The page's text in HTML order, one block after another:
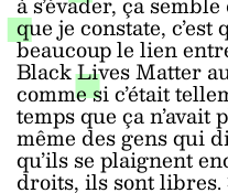
que je constate,
beaucoup le lien
Black Lives Matter
comme si c’était
temps que ça
même des gens qui
qu’ils se plaignent
droits, ils sont libres.